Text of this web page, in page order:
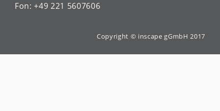
Fon: +49 221 5607606
Copyright © inscape gGmbH 2017